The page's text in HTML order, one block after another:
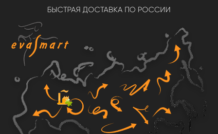
БЫСТРАЯ ДОСТАВКА ПО РОССИИ